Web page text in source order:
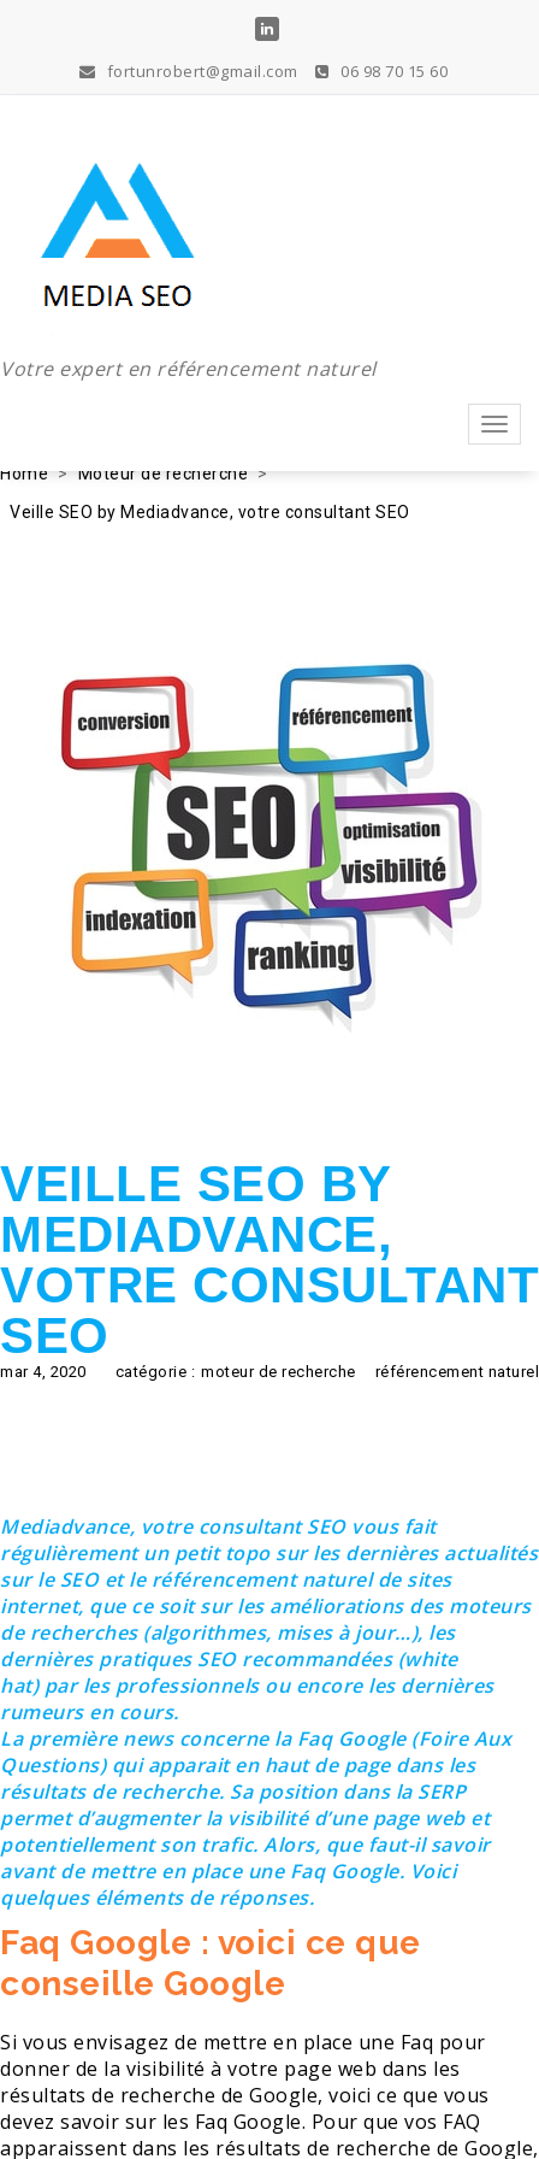
fortunrobert@gmail.com 06 98 70 15 60
Votre expert en référencement naturel
Home
Moteur de recherche
Veille SEO by Mediadvance, votre consultant SEO
VEILLE SEO BY
MEDIADVANCE,
VOTRE CONSULTANT
SEO
mar 4, 2020 catégorie : moteur de recherche référencement naturel
Mediadvance, votre consultant SEO vous fait
régulièrement un petit topo sur les dernières actualités
sur le SEO et le référencement naturel de sites
internet, que ce soit sur les améliorations des moteurs
de recherches (algorithmes, mises à jour…), les
dernières pratiques SEO recommandées (white
hat) par les professionnels ou encore les dernières
rumeurs en cours.
La première news concerne la Faq Google (Foire Aux
Questions) qui apparait en haut de page dans les
résultats de recherche. Sa position dans la SERP
permet d’augmenter la visibilité d’une page web et
potentiellement son trafic. Alors, que faut-il savoir
avant de mettre en place une Faq Google. Voici
quelques éléments de réponses.
Faq Google : voici ce que
conseille Google
Si vous envisagez de mettre en place une Faq pour
donner de la visibilité à votre page web dans les
résultats de recherche de Google, voici ce que vous
devez savoir sur les Faq Google. Pour que vos FAQ
apparaissent dans les résultats de recherche de Google,